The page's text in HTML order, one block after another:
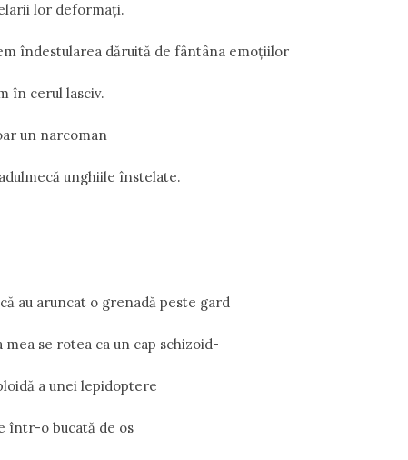
lor deformați.
îndestularea dăruită de fântâna emoțiilor
în cerul lasciv.
un narcoman
unghiile înstelate.
au aruncat o grenadă peste gard
mea se rotea ca un cap schizoid-
a unei lepidoptere
într-o bucată de os